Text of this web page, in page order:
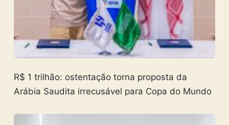
R$ 1 trilhão: ostentação torna proposta da
Arábia Saudita irrecusável para Copa do Mundo